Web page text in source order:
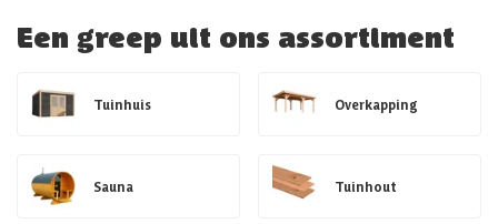
Een greep uit ons assortiment
Tuinhuis Overkapping
Sauna Tuinhout